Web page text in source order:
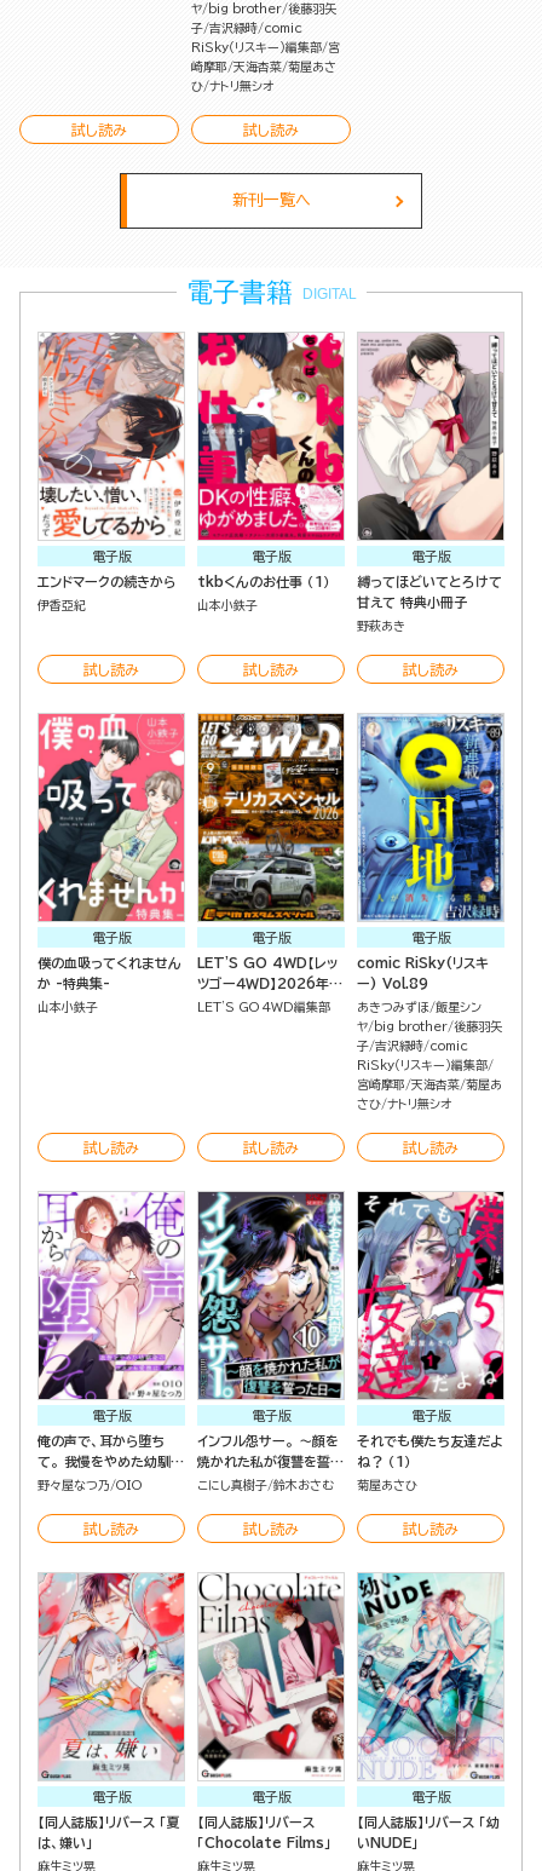
試し読み
ヤ
big brother 後藤羽矢
子 吉沢緑時 comic
RiSky（リスキー）編集部 宮
崎摩耶 天海杏菜 菊屋あさ
ひ ナトリ無シオ
試し読み
新刊一覧へ
電子書籍 DIGITAL
電子版
エンドマークの続きから
伊香亞紀
試し読み
電子版
tkbくんのお仕事 （1）
山本小鉄子
試し読み
電子版
縛ってほどいてとろけて
甘えて 特典小冊子
野萩あき
試し読み
電子版
僕の血吸ってくれません
か -特典集-
山本小鉄子
試し読み
電子版
LET'S GO 4WD【レッ
ツゴー４ＷＤ】2026年
09月号
LET'S GO 4WD編集部
試し読み
電子版
comic RiSky(リスキ
ー) Vol.89
あきつみずほ 飯星シン
ヤ
big brother 後藤羽矢
子 吉沢緑時 comic
RiSky（リスキー）編集部
宮崎摩耶 天海杏菜 菊屋あ
さひ ナトリ無シオ
試し読み
電子版
俺の声で、耳から堕ち
て。 我慢をやめた幼馴染
のワカラセ愛撫は重すぎ
野々屋なつ乃 OIO
試し読み
電子版
インフル怨サー。 ～顔を
焼かれた私が復讐を誓っ
た日～ （10）
こにし真樹子 鈴木おさむ
試し読み
電子版
それでも僕たち友達だよ
ね？ （1）
菊屋あさひ
試し読み
電子版
【同人誌版】リバース 「夏
は、嫌い」
麻生ミツ晃
電子版
【同人誌版】リバース
「Chocolate Films」
麻生ミツ晃
電子版
【同人誌版】リバース 「幼
いNUDE」
麻生ミツ晃